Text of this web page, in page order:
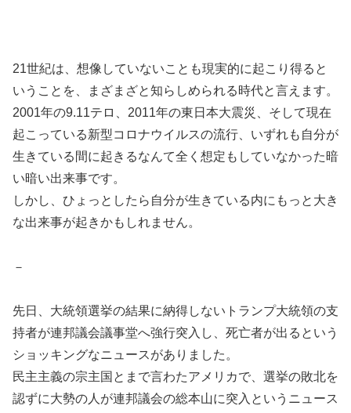
21世紀は、想像していないことも現実的に起こり得ると
いうことを、まざまざと知らしめられる時代と言えます。
2001年の9.11テロ、2011年の東日本大震災、そして現在
起こっている新型コロナウイルスの流行、いずれも自分が
生きている間に起きるなんて全く想定もしていなかった暗
い暗い出来事です。
しかし、ひょっとしたら自分が生きている内にもっと大き
な出来事が起きかもしれません。
－
先日、大統領選挙の結果に納得しないトランプ大統領の支
持者が連邦議会議事堂へ強行突入し、死亡者が出るという
ショッキングなニュースがありました。
民主主義の宗主国とまで言わたアメリカで、選挙の敗北を
認ずに大勢の人が連邦議会の総本山に突入というニュース